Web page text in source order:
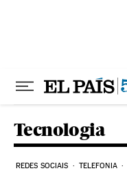
Tecnologia
REDES SOCIAIS TELEFONIA